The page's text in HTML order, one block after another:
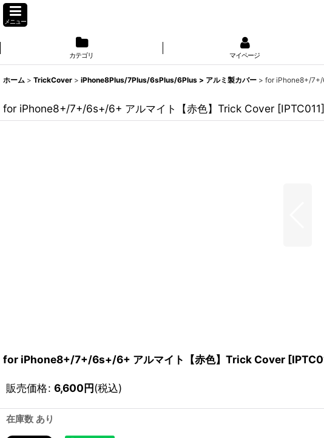
メニュー
カテゴリ マイページ
ホーム > TrickCover > iPhone8Plus/7Plus/6sPlus/6Plus > アルミ製カバー > for iPhone8+/7+/
for iPhone8+/7+/6s+/6+ アルマイト【赤色】Trick Cover [IPTC011]
for iPhone8+/7+/6s+/6+ アルマイト【赤色】Trick Cover [
販売価格: 6,600円(税込)
在庫数 あり